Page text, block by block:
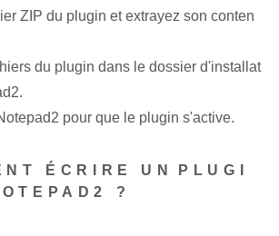
‌ZIP du plugin et extrayez son conten
du plugin dans le dossier d'installat
pour que le plugin s'active.
ÉCRIRE UN⁣PLUGI
?